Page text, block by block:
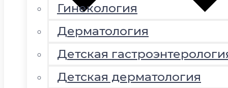
Гинекология
Дерматология
Детская
Детская дерматология